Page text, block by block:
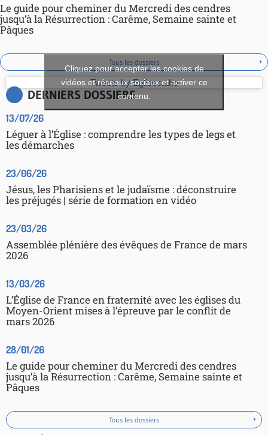
Le guide pour cheminer du Mercredi des cendres
jusqu’à la Résurrection : Carême, Semaine sainte et
Pâques
Tous les dossiers
Tweets by Eglisecatho
Cliquez pour accepter les cookies de
vidéos et réseaux sociaux et activer ce
contenu.
DERNIERS DOSSIERS
13/07/26
Léguer à l’Église : comprendre les types de legs et
les démarches
23/06/26
Jésus, les Pharisiens et le judaïsme : déconstruire
les préjugés | série de formation en vidéo
23/03/26
Assemblée plénière des évêques de France de mars
2026
13/03/26
L’Église de France en fraternité avec les églises du
Moyen-Orient mises à l’épreuve par le conflit de
mars 2026
28/01/26
Le guide pour cheminer du Mercredi des cendres
jusqu’à la Résurrection : Carême, Semaine sainte et
Pâques
Tous les dossiers